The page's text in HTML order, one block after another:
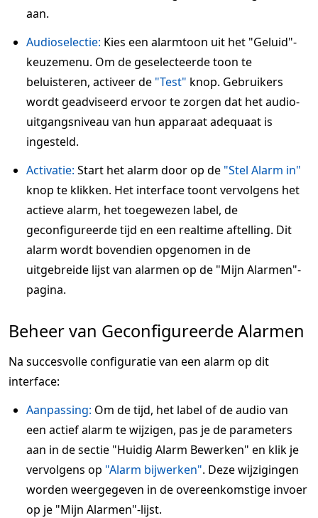
aan.
Audioselectie: Kies een alarmtoon uit het "Geluid"-
keuzemenu. Om de geselecteerde toon te
beluisteren, activeer de "Test" knop. Gebruikers
wordt geadviseerd ervoor te zorgen dat het audio-
uitgangsniveau van hun apparaat adequaat is
ingesteld.
Activatie: Start het alarm door op de "Stel Alarm in"
knop te klikken. Het interface toont vervolgens het
actieve alarm, het toegewezen label, de
geconfigureerde tijd en een realtime aftelling. Dit
alarm wordt bovendien opgenomen in de
uitgebreide lijst van alarmen op de "Mijn Alarmen"-
pagina.
Beheer van Geconfigureerde Alarmen
Na succesvolle configuratie van een alarm op dit
interface:
Aanpassing: Om de tijd, het label of de audio van
een actief alarm te wijzigen, pas je de parameters
aan in de sectie "Huidig Alarm Bewerken" en klik je
vervolgens op "Alarm bijwerken". Deze wijzigingen
worden weergegeven in de overeenkomstige invoer
op je "Mijn Alarmen"-lijst.